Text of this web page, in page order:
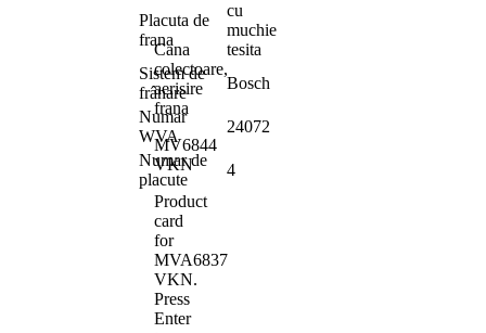
Placuta de
frana
cu
muchie
tesita
Sistem de
frânare
Bosch
Numar
WVA
24072
Numar de
placute
4
Cana
colectoare,
aerisire
frana
MV6844
VKN
Product
card
for
MVA6837
VKN.
Press
Enter